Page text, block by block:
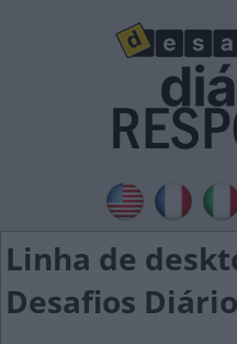
Linha de
Desafios